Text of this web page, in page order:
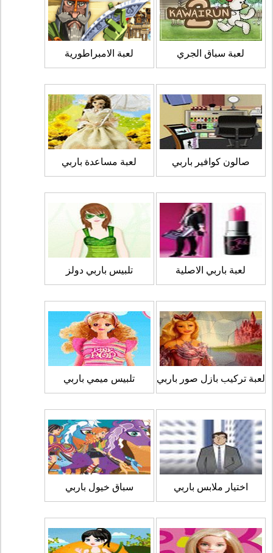
لعبة سباق الجري لعبة الامبراطورية
صالون كوافير باربي لعبة مساعدة باربي
لعبة باربي الاصلية تلبيس باربي دولز
لعبة تركيب بازل صور باربي تلبيس ميمي باربي
اختيار ملابس باربي سباق خيول باربي